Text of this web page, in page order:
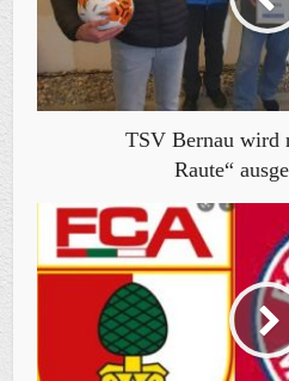
TSV Bernau wird
Raute“